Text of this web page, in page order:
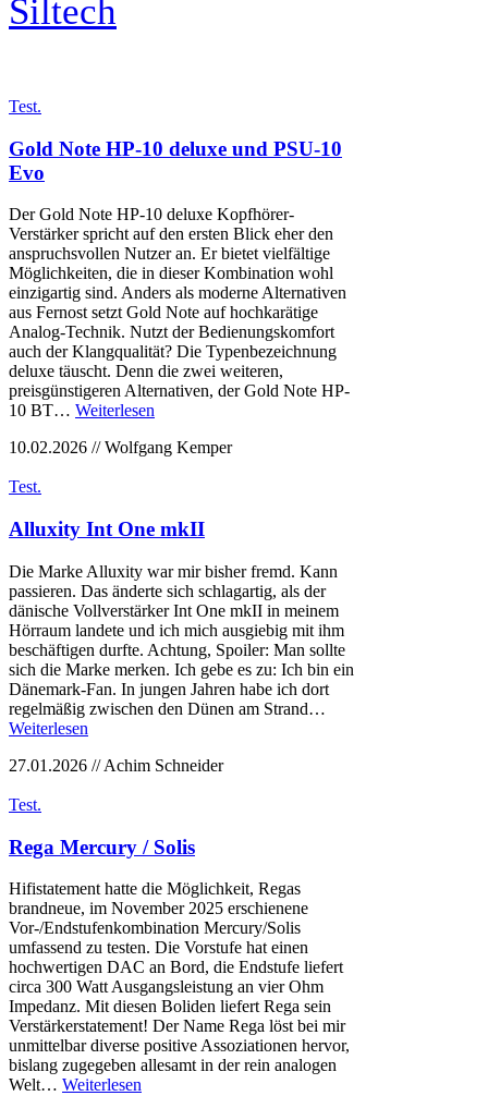
Test.
Gold Note HP-10 deluxe und PSU-10
Evo
Der Gold Note HP-10 deluxe Kopfhörer-
Verstärker spricht auf den ersten Blick eher den
anspruchsvollen Nutzer an. Er bietet vielfältige
Möglichkeiten, die in dieser Kombination wohl
einzigartig sind. Anders als moderne Alternativen
aus Fernost setzt Gold Note auf hochkarätige
Analog-Technik. Nutzt der Bedienungskomfort
auch der Klangqualität? Die Typenbezeichnung
deluxe täuscht. Denn die zwei weiteren,
preisgünstigeren Alternativen, der Gold Note HP-
10 BT… Weiterlesen
10.02.2026 // Wolfgang Kemper
Test.
Alluxity Int One mkII
Die Marke Alluxity war mir bisher fremd. Kann
passieren. Das änderte sich schlagartig, als der
dänische Vollverstärker Int One mkII in meinem
Hörraum landete und ich mich ausgiebig mit ihm
beschäftigen durfte. Achtung, Spoiler: Man sollte
sich die Marke merken. Ich gebe es zu: Ich bin ein
Dänemark-Fan. In jungen Jahren habe ich dort
regelmäßig zwischen den Dünen am Strand…
Weiterlesen
27.01.2026 // Achim Schneider
Test.
Rega Mercury / Solis
Hifistatement hatte die Möglichkeit, Regas
brandneue, im November 2025 erschienene
Vor-/Endstufenkombination Mercury/Solis
umfassend zu testen. Die Vorstufe hat einen
hochwertigen DAC an Bord, die Endstufe liefert
circa 300 Watt Ausgangsleistung an vier Ohm
Impedanz. Mit diesen Boliden liefert Rega sein
Verstärkerstatement! Der Name Rega löst bei mir
unmittelbar diverse positive Assoziationen hervor,
bislang zugegeben allesamt in der rein analogen
Welt… Weiterlesen